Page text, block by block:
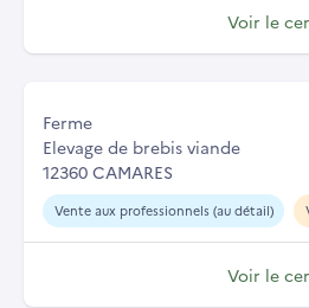
Voir le
Ferme
Elevage de brebis viande
12360 CAMARES
Vente aux professionnels (au détail)
Voir le